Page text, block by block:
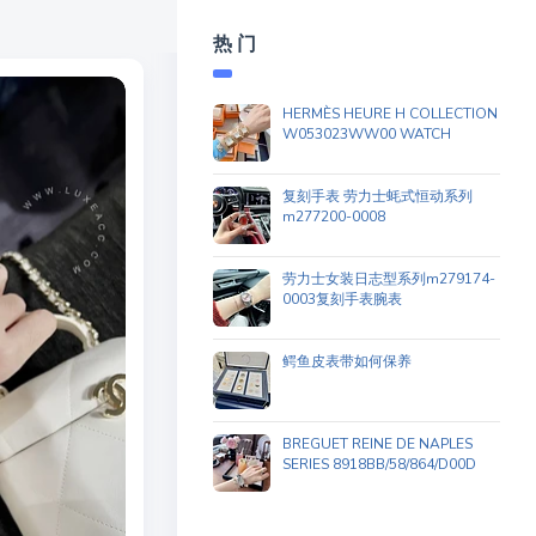
热 门
HERMÈS HEURE H COLLECTION
W053023WW00 WATCH
复刻手表 劳力士蚝式恒动系列
m277200-0008
劳力士女装日志型系列m279174-
0003复刻手表腕表
鳄鱼皮表带如何保养
BREGUET REINE DE NAPLES
SERIES 8918BB/58/864/D00D